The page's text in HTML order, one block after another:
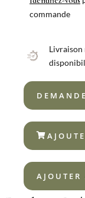
commande
Livraison